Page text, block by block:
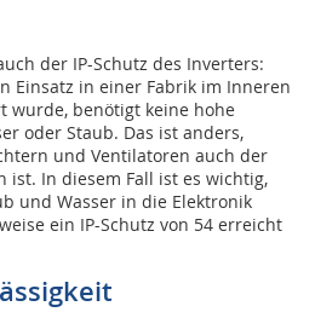
der IP-Schutz des Inverters:
Einsatz in einer Fabrik im Inneren
wurde, benötigt keine hohe
oder Staub. Das ist anders,
und Ventilatoren auch der
ist. In diesem Fall ist es wichtig,
und Wasser in die Elektronik
ein IP-Schutz von 54 erreicht